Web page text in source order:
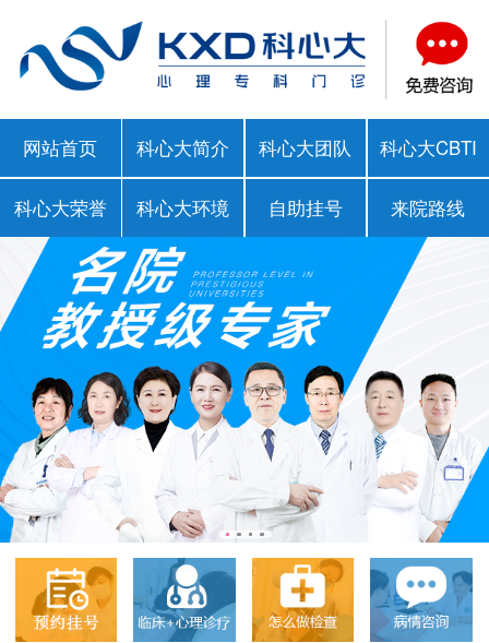
网站首页 科心大简介 科心大团队 科心大CBTI
科心大荣誉 科心大环境 自助挂号 来院路线